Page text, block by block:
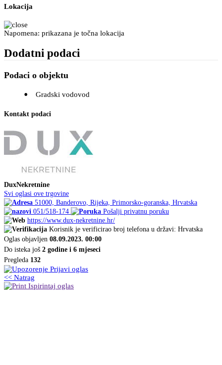
Lokacija
Napomena: prikazana je točna lokacija
Dodatni podaci
Podaci o objektu
Gradski vodovod
Kontakt podaci
DuxNekretnine
Svi oglasi ove trgovine
51000, Banderovo, Rijeka, Primorsko-goranska, Hrvatska
051/518-174
Pošalji privatnu poruku
https://www.dux-nekretnine.hr/
Korisnik je verificirao broj telefona u državi: Hrvatska
Oglas objavljen 08.09.2023. 00:00
Do isteka još 2 godine i 6 mjeseci
Pregleda 132
Prijavi oglas
<< Natrag
Ispirintaj oglas